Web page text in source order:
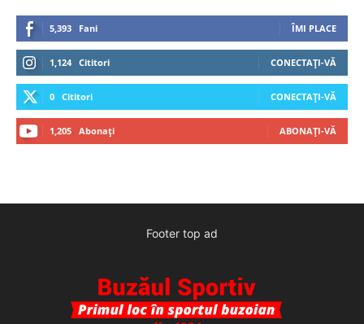
5,393 Fani ÎMI PLACE
1,124 Cititori CONECTAȚI-VĂ
0 Cititori CONECTAȚI-VĂ
1,205 Abonați ABONAȚI-VĂ
Footer top ad